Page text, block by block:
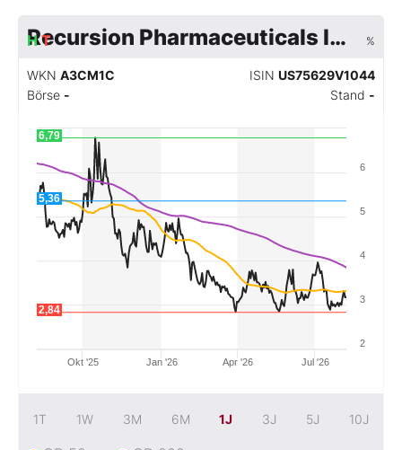
Experten
Mein B:O
Mein Konto
Folgen Sie uns
Recursion Pharmaceuticals Inc %
HT
WKN A3CM1C ISIN US75629V1044
Börse - Stand -
Jan '26 Jul '26
Okt '25 Apr '26
2
4
6
3
5
5,36
2,84
6,79
1T 1W 3M 6M 1J 3J 5J 10J